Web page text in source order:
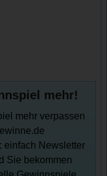
mehr!
mehr verpassen
einfach Newsletter
Sie bekommen